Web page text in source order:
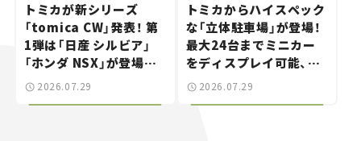
トミカが新シリーズ
「tomica CW」発表！ 第
1弾は「日産 シルビア」
「ホンダ NSX」が登場。
世界が注目す
2026.07.29
トミカからハイスペック
な「立体駐車場」が登場！
最大24台までミニカー
をディスプレイ可能、特
別な「日産 GT-R
2026.07.29